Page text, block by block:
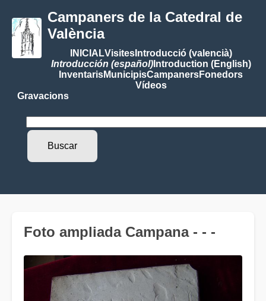
Campaners de la Catedral de
València
INICIALVisitesIntroducció (valencià)
Introducción (español)Introduction (English)
InventarisMunicipisCampanersFonedors
Vídeos
Gravacions
Foto ampliada Campana - - -